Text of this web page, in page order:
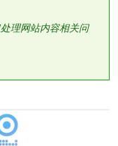
理网站内容相关问